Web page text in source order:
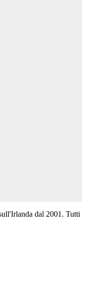
dal 2001. Tutti